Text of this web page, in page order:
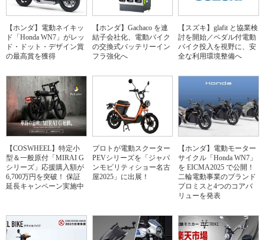
【ホンダ】電動ネイキッ
ド「Honda WN7」がレッ
ド・ドット・デザイン賞
の最高賞を獲得
【ホンダ】Gachaco を連
結子会社化、電動バイク
の交換式バッテリーイン
フラ強化へ
【スズキ】glafit と協業検
討を開始／ペダル付電動
バイク投入を視野に、安
全な利用環境整備へ
【COSWHEEL】特定小
型＆一般原付「MIRAI G
シリーズ」応援購入額が
6,700万円を突破！ 保証
延長キャンペーン実施中
プロトが電動スクーター
PEVシリーズを「ジャパ
ンモビリティショー名古
屋2025」に出展！
【ホンダ】電動モーター
サイクル「Honda WN7」
を EICMA2025 で公開！
二輪電動事業のブランド
プロミスと4つのコアバ
リューを発表